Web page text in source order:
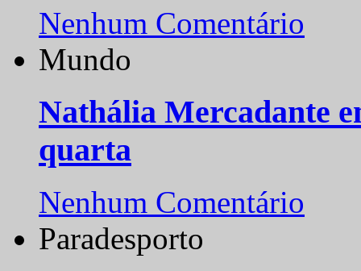
Nenhum Comentário
Mundo
Nathália Mercadante
quarta
Nenhum Comentário
Paradesporto